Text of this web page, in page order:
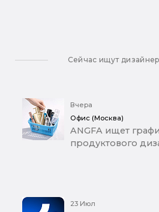
Сейчас ищут
Вчера
Офис (Москва)
ANGFA ищет
продуктового
23 Июл